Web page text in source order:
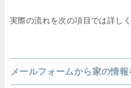
実際の流れを次の項目では詳し
メールフォームから家の情